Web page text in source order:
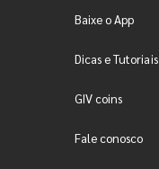
Baixe o App
Dicas e Tutoriais
GIV coins
Fale conosco